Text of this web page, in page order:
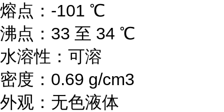
熔点：-101 ℃
沸点：33 至 34 ℃
水溶性：可溶
密度：0.69 g/cm3
外观：无色液体